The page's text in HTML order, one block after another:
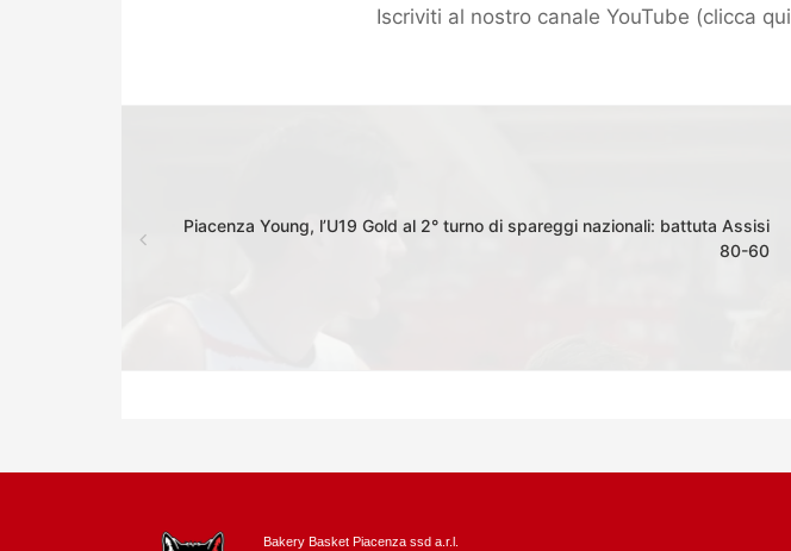
Iscriviti al nostro canale YouTube (clicca qui
Piacenza Young, l’U19 Gold al 2° turno di spareggi nazionali: battuta Assisi
80-60
Bakery Basket Piacenza ssd a.r.l.